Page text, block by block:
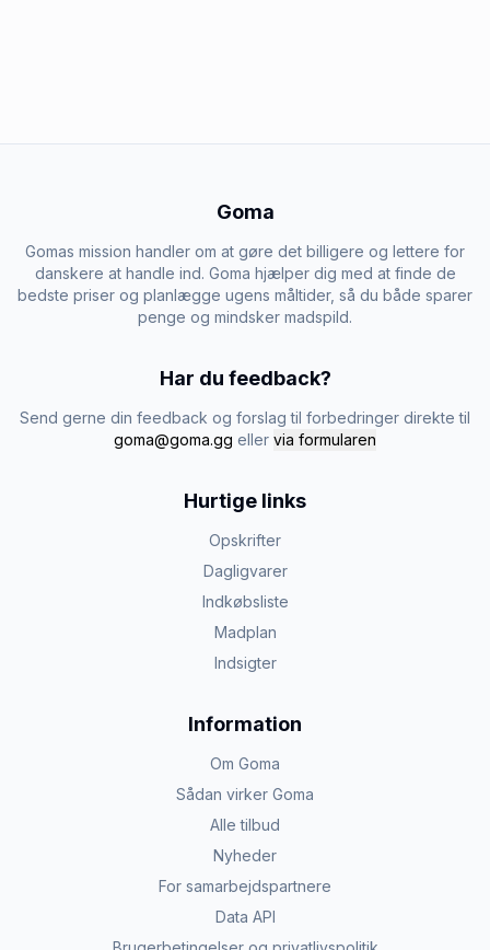
Goma
Gomas mission handler om at gøre det billigere og lettere for
danskere at handle ind. Goma hjælper dig med at finde de
bedste priser og planlægge ugens måltider, så du både sparer
penge og mindsker madspild.
Har du feedback?
Send gerne din feedback og forslag til forbedringer direkte til
goma@goma.gg eller via formularen
Hurtige links
Opskrifter
Dagligvarer
Indkøbsliste
Madplan
Indsigter
Information
Om Goma
Sådan virker Goma
Alle tilbud
Nyheder
For samarbejdspartnere
Data API